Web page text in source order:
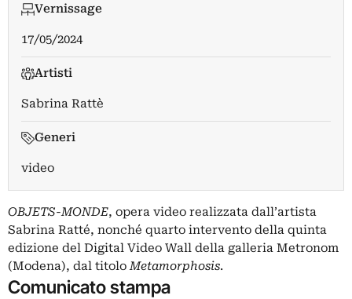
Vernissage
17/05/2024
Artisti
Sabrina Rattè
Generi
video
OBJETS-MONDE, opera video realizzata dall’artista
Sabrina Ratté, nonché quarto intervento della quinta
edizione del Digital Video Wall della galleria Metronom
(Modena), dal titoloMetamorphosis.
Comunicato stampa